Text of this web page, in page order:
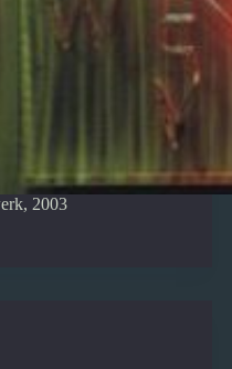
2003